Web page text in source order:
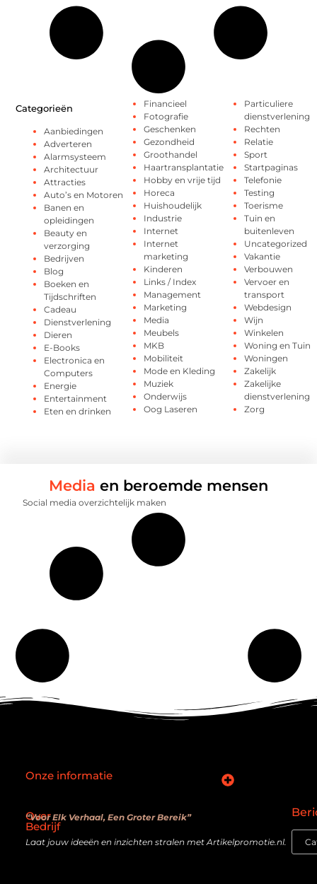
Categorieën
Aanbiedingen
Adverteren
Alarmsysteem
Architectuur
Attracties
Auto’s en Motoren
Banen en
opleidingen
Beauty en
verzorging
Bedrijven
Blog
Boeken en
Tijdschriften
Cadeau
Dienstverlening
Dieren
E-Books
Electronica en
Computers
Energie
Entertainment
Eten en drinken
Financieel
Fotografie
Geschenken
Gezondheid
Groothandel
Haartransplantatie
Hobby en vrije tijd
Horeca
Huishoudelijk
Industrie
Internet
Internet
marketing
Kinderen
Links / Index
Management
Marketing
Media
Meubels
MKB
Mobiliteit
Mode en Kleding
Muziek
Onderwijs
Oog Laseren
Particuliere
dienstverlening
Rechten
Relatie
Sport
Startpaginas
Telefonie
Testing
Toerisme
Tuin en
buitenleven
Uncategorized
Vakantie
Verbouwen
Vervoer en
transport
Webdesign
Wijn
Winkelen
Woning en Tuin
Woningen
Zakelijk
Zakelijke
dienstverlening
Zorg
Media en beroemde mensen
Social media overzichtelijk maken
Over
Bedrijf
“Voor Elk Verhaal, Een Groter Bereik”
Laat jouw ideeën en inzichten stralen met Artikelpromotie.nl.
Onze informatie